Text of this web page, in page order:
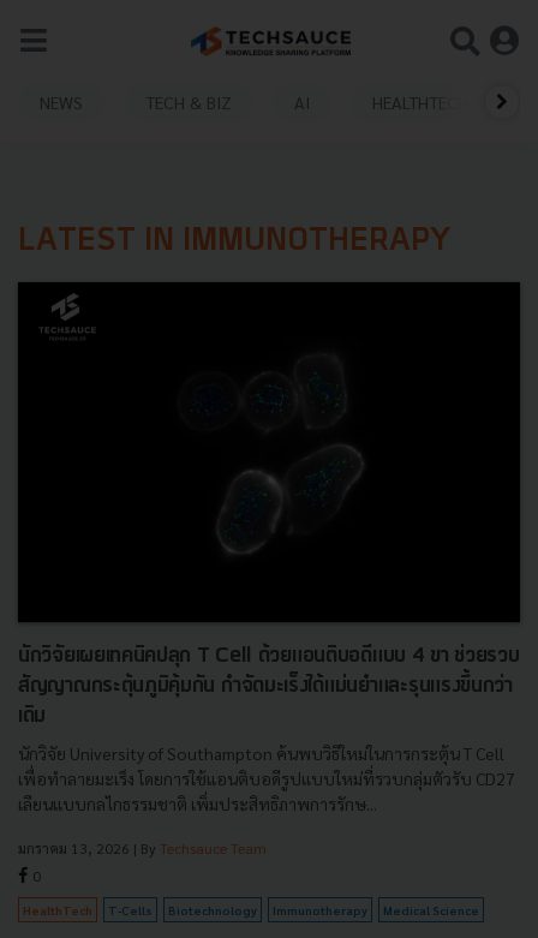
NEWS TECH & BIZ AI HEALTHTECH
LATEST IN IMMUNOTHERAPY
นักวิจัยเผยเทคนิคปลุก T Cell ด้วยแอนติบอดีแบบ 4 ขา ช่วยรวบ
สัญญาณกระตุ้นภูมิคุ้มกัน กำจัดมะเร็งได้แม่นยำและรุนแรงขึ้นกว่า
เดิม
นักวิจัย University of Southampton ค้นพบวิธีใหม่ในการกระตุ้น T Cell
เพื่อทำลายมะเร็ง โดยการใช้แอนติบอดีรูปแบบใหม่ที่รวบกลุ่มตัวรับ CD27
เลียนแบบกลไกธรรมชาติ เพิ่มประสิทธิภาพการรักษ...
มกราคม 13, 2026 | By Techsauce Team
0
HealthTech T-Cells Biotechnology Immunotherapy Medical Science